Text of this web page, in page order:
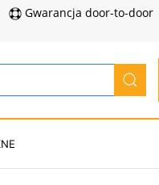
Gwarancja door-to-door